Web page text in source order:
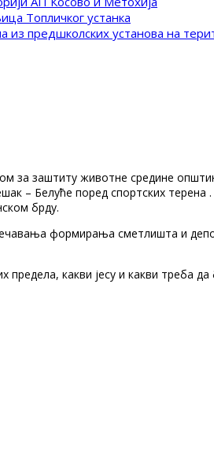
Топличког устанка
предшколских установа на
за заштиту животне средине
– Белуће поред спортских
брду.
формирања сметлишта и
какви јесу и какви треба да